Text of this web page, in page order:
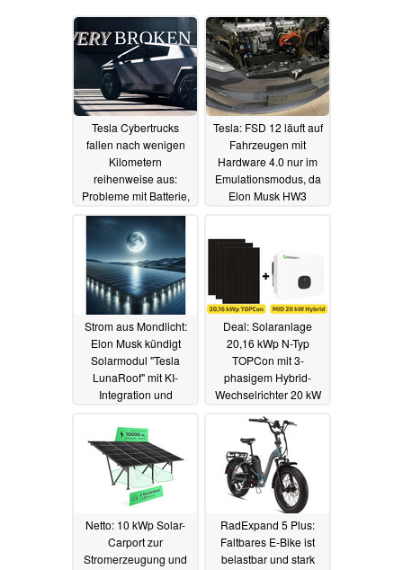
Tesla Cybertrucks
fallen nach wenigen
Kilometern
reihenweise aus:
Probleme mit Batterie,
Elektronik und
Lenkung06.04.2024
Tesla: FSD 12 läuft auf
Fahrzeugen mit
Hardware 4.0 nur im
Emulationsmodus, da
Elon Musk HW3
Strom aus Mondlicht:
Elon Musk kündigt
Solarmodul "Tesla
LunaRoof" mit KI-
Integration und
Beschichtung an
01.04.2024
Deal: Solaranlage
20,16 kWp N-Typ
TOPCon mit 3-
phasigem Hybrid-
Wechselrichter 20 kW
4.399 Euro31.03.2024
Netto: 10 kWp Solar-
Carport zur
Stromerzeugung und
RadExpand 5 Plus:
Faltbares E-Bike ist
belastbar und stark